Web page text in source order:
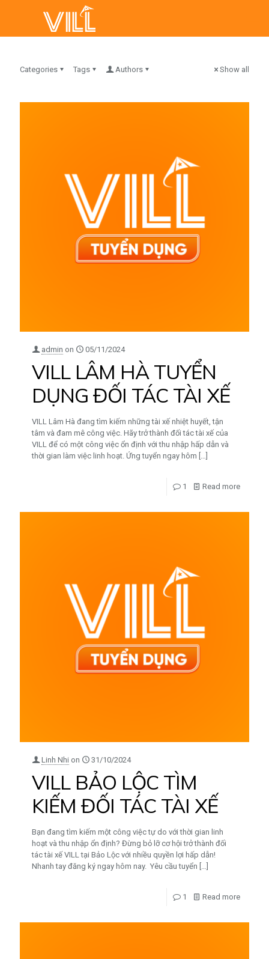
Categories Tags Authors Show all
admin on 05/11/2024
VILL LÂM HÀ TUYỂN
DỤNG ĐỐI TÁC TÀI XẾ
VILL Lâm Hà đang tìm kiếm những tài xế nhiệt huyết, tận
tâm và đam mê công việc. Hãy trở thành đối tác tài xế của
VILL để có một công việc ổn định với thu nhập hấp dẫn và
thời gian làm việc linh hoạt. Ứng tuyển ngay hôm […]
1 Read more
Linh Nhi on 31/10/2024
VILL BẢO LỘC TÌM
KIẾM ĐỐI TÁC TÀI XẾ
Bạn đang tìm kiếm một công việc tự do với thời gian linh
hoạt và thu nhập ổn định? Đừng bỏ lỡ cơ hội trở thành đối
tác tài xế VILL tại Bảo Lộc với nhiều quyền lợi hấp dẫn!
Nhanh tay đăng ký ngay hôm nay. Yêu cầu tuyển
1 Read more